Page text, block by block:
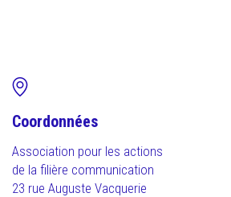
Coordonnées
Association pour les actions
de la filière communication
23 rue Auguste Vacquerie